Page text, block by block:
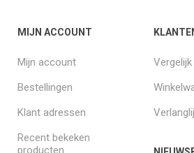
MIJN ACCOUNT
Mijn account
Bestellingen
Klant adressen
Recent bekeken
producten